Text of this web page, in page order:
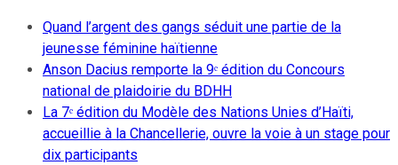
Quand l’argent des gangs séduit une partie de la
jeunesse féminine haïtienne
Anson Dacius remporte la 9ᵉ édition du Concours
national de plaidoirie du BDHH
La 7ᵉ édition du Modèle des Nations Unies d’Haïti,
accueillie à la Chancellerie, ouvre la voie à un stage pour
dix participants